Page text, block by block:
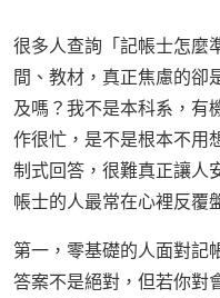
很多人查詢「記帳士怎麼
間、教材，真正焦慮的卻
及嗎？我不是本科系，有
作很忙，是不是根本不用
制式回答，很難真正讓人
帳士的人最常在心裡反覆
第一，零基礎的人面對記
答案不是絕對，但若你對